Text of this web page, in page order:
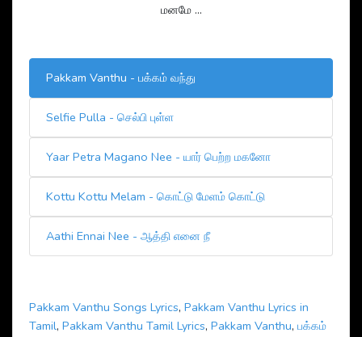
மனமே …
Pakkam Vanthu - பக்கம் வந்து
Selfie Pulla - செல்பி புள்ள
Yaar Petra Magano Nee - யார் பெற்ற மகனோ
Kottu Kottu Melam - கொட்டு மேளம் கொட்டு
Aathi Ennai Nee - ஆத்தி எனை நீ
Pakkam Vanthu Songs Lyrics, Pakkam Vanthu Lyrics in
Tamil, Pakkam Vanthu Tamil Lyrics, Pakkam Vanthu, பக்கம்